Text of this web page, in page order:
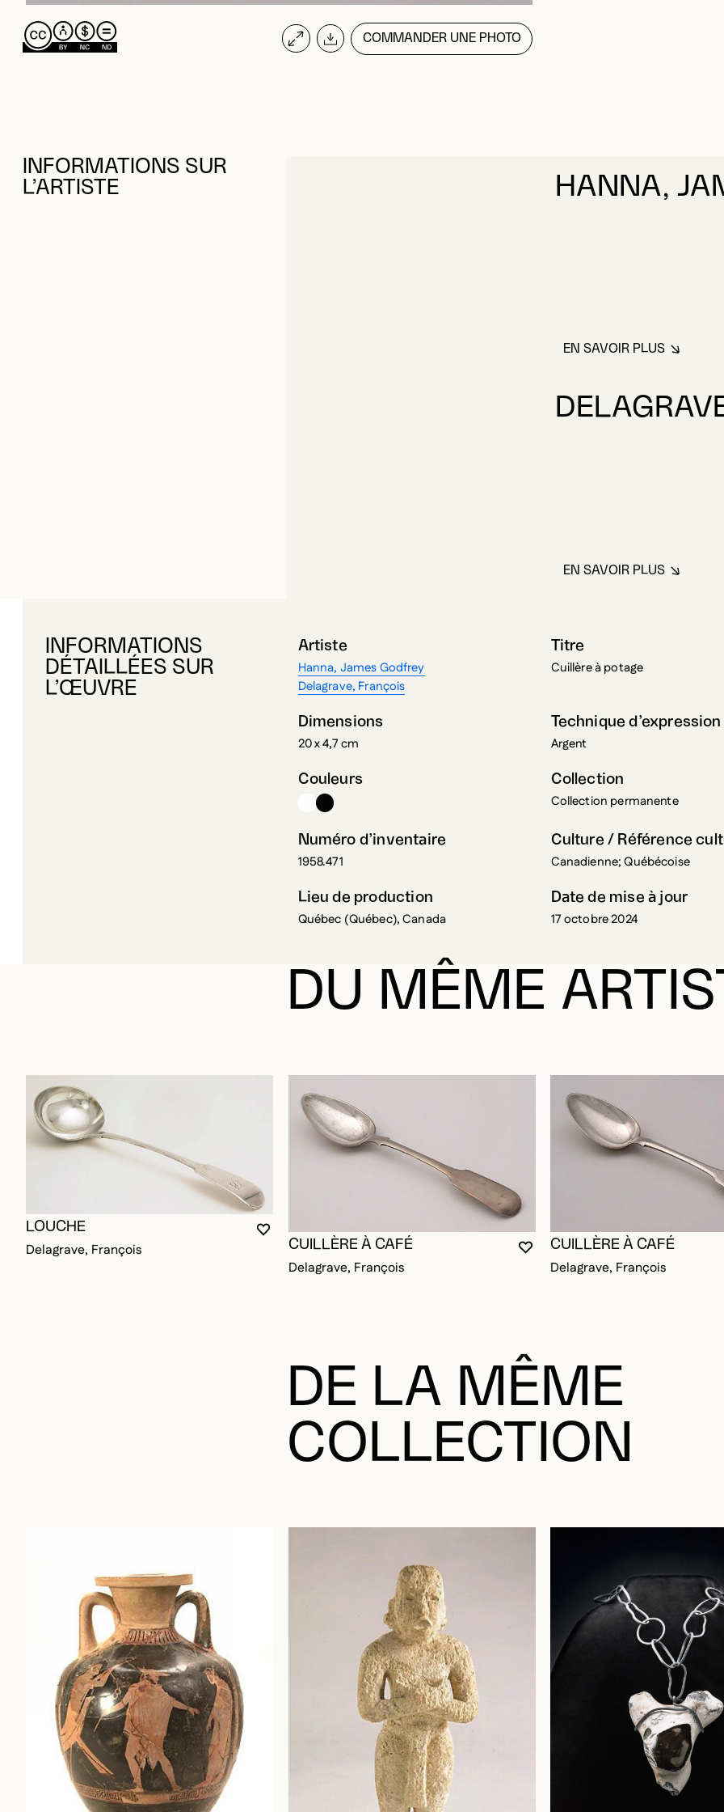
COMMANDER UNE PHOTO
INFORMATIONS SUR
L’ARTISTE
HANNA,
EN SAVOIR PLUS
À PROPOS DE
EN SAVOIR PLUS
À PROPOS DE
INFORMATIONS
DÉTAILLÉES SUR
L’ŒUVRE
Artiste
Hanna, James Godfrey
Delagrave, François
Titre
Cuillère à potage
Dimensions
20 x 4,7 cm
Technique d’expression
Argent
Couleurs Collection
Collection permanente
Numéro d’inventaire
1958.471
Culture / Référence
Canadienne; Québécoise
Lieu de production
Québec (Québec), Canada
Date de mise à jour
17 octobre 2024
DU MÊME
VOUS DEVEZ ÊTRE CONNECTÉ POUR AJOUTER AUX FAVORIS
FERMER LA MODALE
OUVRIR LA MODALE
LOUCHE
Delagrave, François VOUS DEVEZ ÊTRE CONNECTÉ
FERMER LA MODALE
OUVRIR LA MODALE
CUILLÈRE À CAFÉ
Delagrave, François
CUILLÈRE À CAFÉ
Delagrave, François
DE LA MÊME
COLLECTION